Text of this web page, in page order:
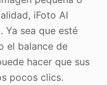
iFoto AI
Ya sea que esté
el balance de
hacer que sus
pocos clics.